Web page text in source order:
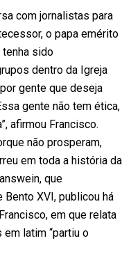
com jornalistas para
o papa emérito
tenha sido
dentro da Igreja
gente que deseja
gente não tem ética,
afirmou Francisco.
não prosperam,
em toda a história da
que
XVI, publicou há
em que relata
latim “partiu o